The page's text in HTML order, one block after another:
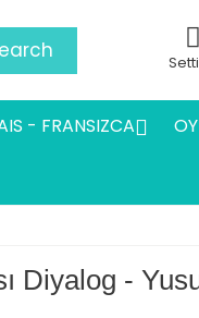
- FRANSIZCA
Diyalog -